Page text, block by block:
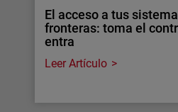
El acceso a tus
fronteras: toma el
entra
Leer Artículo